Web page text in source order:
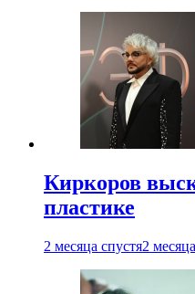
Киркоров
пластике
2 месяца спустя2